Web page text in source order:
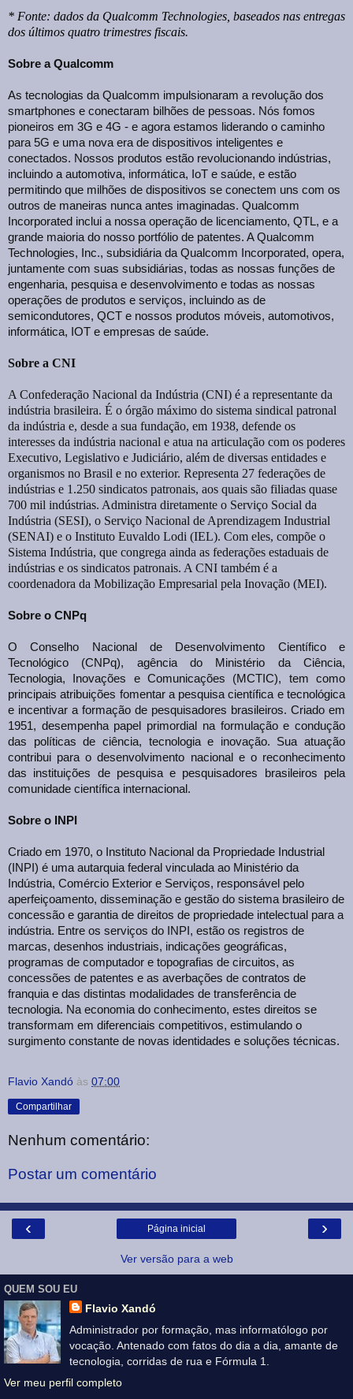
* Fonte: dados da Qualcomm Technologies, baseados nas entregas
dos últimos quatro trimestres fiscais.
Sobre a Qualcomm
As tecnologias da Qualcomm impulsionaram a revolução dos
smartphones e conectaram bilhões de pessoas. Nós fomos
pioneiros em 3G e 4G - e agora estamos liderando o caminho
para 5G e uma nova era de dispositivos inteligentes e
conectados. Nossos produtos estão revolucionando indústrias,
incluindo a automotiva, informática, IoT e saúde, e estão
permitindo que milhões de dispositivos se conectem uns com os
outros de maneiras nunca antes imaginadas. Qualcomm
Incorporated inclui a nossa operação de licenciamento, QTL, e a
grande maioria do nosso portfólio de patentes. A Qualcomm
Technologies, Inc., subsidiária da Qualcomm Incorporated, opera,
juntamente com suas subsidiárias, todas as nossas funções de
engenharia, pesquisa e desenvolvimento e todas as nossas
operações de produtos e serviços, incluindo as de
semicondutores, QCT e nossos produtos móveis, automotivos,
informática, IOT e empresas de saúde.
Sobre a CNI
A Confederação Nacional da Indústria (CNI) é a representante da
indústria brasileira. É o órgão máximo do sistema sindical patronal
da indústria e, desde a sua fundação, em 1938, defende os
interesses da indústria nacional e atua na articulação com os poderes
Executivo, Legislativo e Judiciário, além de diversas entidades e
organismos no Brasil e no exterior. Representa 27 federações de
indústrias e 1.250 sindicatos patronais, aos quais são filiadas quase
700 mil indústrias. Administra diretamente o Serviço Social da
Indústria (SESI), o Serviço Nacional de Aprendizagem Industrial
(SENAI) e o Instituto Euvaldo Lodi (IEL). Com eles, compõe o
Sistema Indústria, que congrega ainda as federações estaduais de
indústrias e os sindicatos patronais. A CNI também é a
coordenadora da Mobilização Empresarial pela Inovação (MEI).
Sobre o CNPq
O Conselho Nacional de Desenvolvimento Científico e
Tecnológico (CNPq), agência do Ministério da Ciência,
Tecnologia, Inovações e Comunicações (MCTIC), tem como
principais atribuições fomentar a pesquisa científica e tecnológica
e incentivar a formação de pesquisadores brasileiros. Criado em
1951, desempenha papel primordial na formulação e condução
das políticas de ciência, tecnologia e inovação. Sua atuação
contribui para o desenvolvimento nacional e o reconhecimento
das instituições de pesquisa e pesquisadores brasileiros pela
comunidade científica internacional.
Sobre o INPI
Criado em 1970, o Instituto Nacional da Propriedade Industrial
(INPI) é uma autarquia federal vinculada ao Ministério da
Indústria, Comércio Exterior e Serviços, responsável pelo
aperfeiçoamento, disseminação e gestão do sistema brasileiro de
concessão e garantia de direitos de propriedade intelectual para a
indústria. Entre os serviços do INPI, estão os registros de
marcas, desenhos industriais, indicações geográficas,
programas de computador e topografias de circuitos, as
concessões de patentes e as averbações de contratos de
franquia e das distintas modalidades de transferência de
tecnologia. Na economia do conhecimento, estes direitos se
transformam em diferenciais competitivos, estimulando o
surgimento constante de novas identidades e soluções técnicas.
Flavio Xandó às 07:00
Compartilhar
Nenhum comentário:
Postar um comentário
‹ ›
Página inicial
Ver versão para a web
QUEM SOU EU
Flavio Xandó
Administrador por formação, mas informatólogo por
vocação. Antenado com fatos do dia a dia, amante de
tecnologia, corridas de rua e Fórmula 1.
Ver meu perfil completo